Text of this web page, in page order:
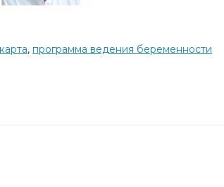
, программа ведения беременности